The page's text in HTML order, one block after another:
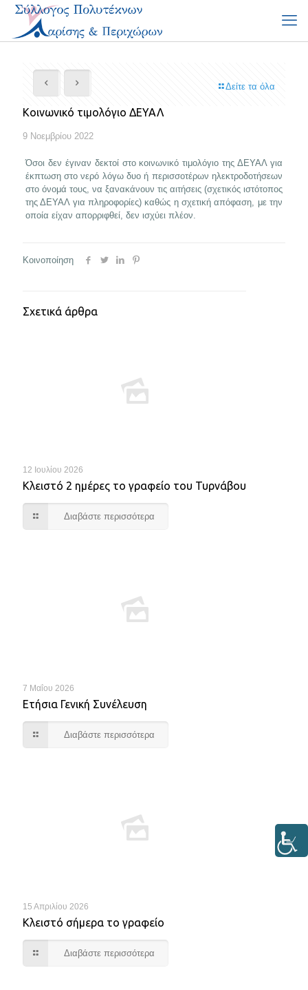
Δείτε τα όλα
Κοινωνικό τιμολόγιο ΔΕΥΑΛ
9 Νοεμβρίου 2022
Όσοι δεν έγιναν δεκτοί στο κοινωνικό τιμολόγιο της ΔΕΥΑΛ για
έκπτωση στο νερό λόγω δυο ή περισσοτέρων ηλεκτροδοτήσεων
στο όνομά τους, να ξανακάνουν τις αιτήσεις (σχετικός ιστότοπος
της ΔΕΥΑΛ για πληροφορίες) καθώς η σχετική απόφαση, με την
οποία είχαν απορριφθεί, δεν ισχύει πλέον.
Κοινοποίηση
Σχετικά άρθρα
12 Ιουλίου 2026
Κλειστό 2 ημέρες το γραφείο του Τυρνάβου
Διαβάστε περισσότερα
7 Μαΐου 2026
Ετήσια Γενική Συνέλευση
Διαβάστε περισσότερα
15 Απριλίου 2026
Κλειστό σήμερα το γραφείο
Διαβάστε περισσότερα